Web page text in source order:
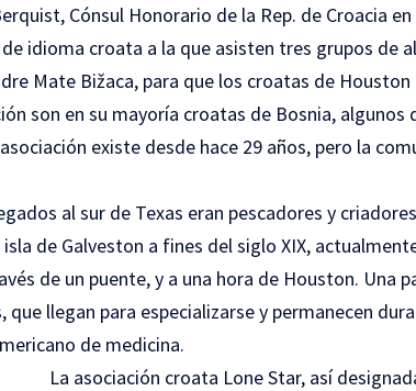
Cónsul Honorario de la Rep. de Croacia
idioma croata a la que asisten tres grupos de
Mate Bižaca, para que los croatas de
son en su mayoría croatas de Bosnia, algunos
existe desde hace 29 años, pero la
al sur de Texas eran pescadores y criadores
de Galveston a fines del siglo XIX,
de un puente, y a una hora de Houston. Una
que llegan para especializarse y permanecen
de medicina.
La asociación croata Lone Star, así